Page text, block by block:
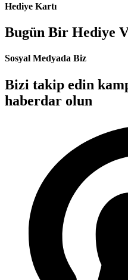
Hediye Kartı
Bugün Bir Hediye
Sosyal Medyada Biz
Bizi takip edin
haberdar olun